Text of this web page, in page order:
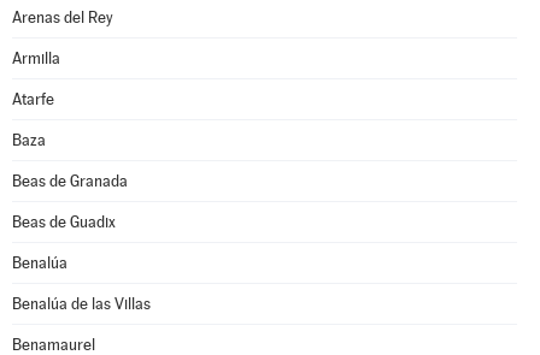
Arenas del Rey
Armilla
Atarfe
Baza
Beas de Granada
Beas de Guadix
Benalúa
Benalúa de las Villas
Benamaurel